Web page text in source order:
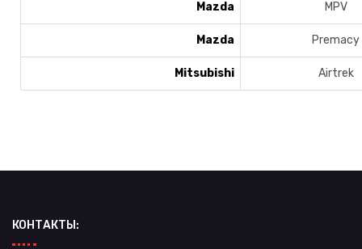
Mazda MPV
Mazda Premacy
Mitsubishi Airtrek
КОНТАКТЫ: